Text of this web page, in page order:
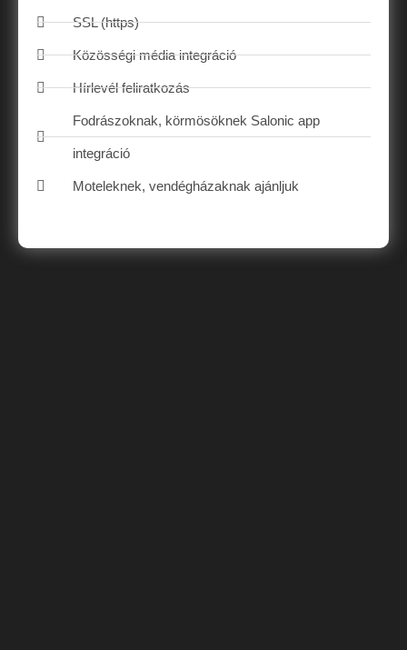
SSL (https)
Közösségi média integráció
Hírlevél feliratkozás
Fodrászoknak, körmösöknek Salonic app
integráció
Moteleknek, vendégházaknak ajánljuk